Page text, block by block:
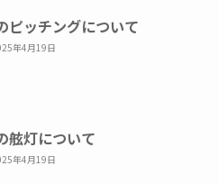
ピッチングについて
年4月19日
舷灯について
年4月19日